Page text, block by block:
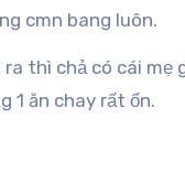
cmn bang luôn.
ra thì chả có cái mẹ
1 ăn chay rất ổn.